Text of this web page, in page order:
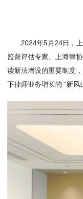
2024年5月24日，
监督评估专家、上海律
读新法增设的重要制度
下律师业务增长的 “新风